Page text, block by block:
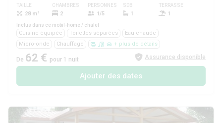
TAILLE
28 m²
CHAMBRES
2
PERSONNES
1/5
SDB
1
TERRASSE
1
Inclus dans ce mobil-home / chalet
Cuisine équipée Toilettes séparées
Eau chaude
Micro-onde
Chauffage + plus de détails
De 62 € pour 1 nuit Assurance disponible
Ajouter des dates